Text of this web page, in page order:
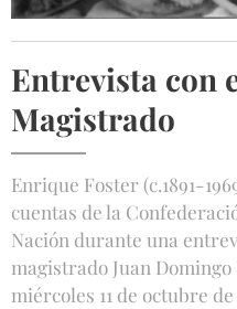
Entrevista con
Magistrado
Enrique Foster (c.1891-
cuentas de la
Nación durante una
magistrado Juan Domingo
miércoles 11 de octubre de